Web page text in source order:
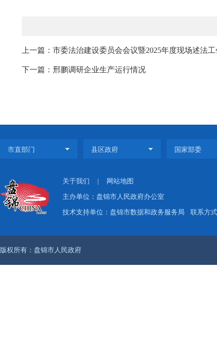
上一篇：市委法治建设委员会会议暨2025年度现场述法
下一篇：邢鹏调研企业生产运行情况
关于我们 网站地图
主办单位：盘锦市人民政府办公室
技术支持单位：盘锦市数据和政务服务局 联系方
版权所有：盘锦市人民政府